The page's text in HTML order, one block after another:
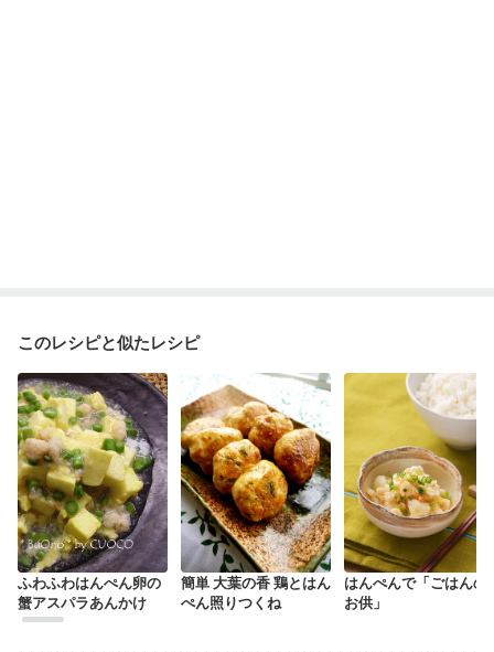
このレシピと似たレシピ
ふわふわはんぺん卵の
蟹アスパラあんかけ
簡単 大葉の香 鶏とはん
ぺん照りつくね
はんぺんで「ごはんの
お供」